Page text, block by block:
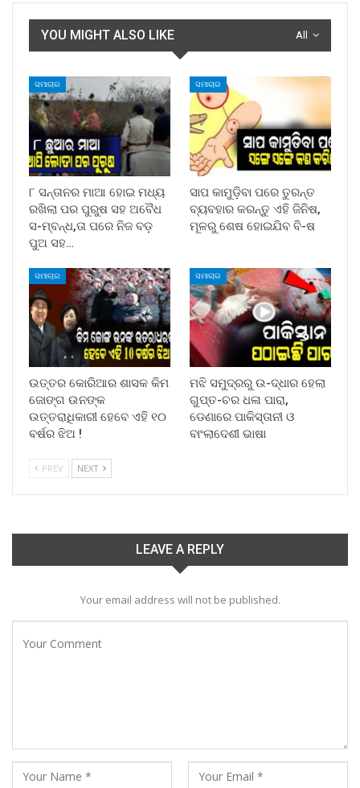
All
YOU MIGHT ALSO LIKE
ସମାଚାର
୮ ସନ୍ତାନର ମାଆ ହୋଇ ମଧ୍ୟ
ରଖିଲା ପର ପୁରୁଷ ସହ ଅବୈଧ
ସ-ମ୍ବନ୍ଧ,ତା ପରେ ନିଜ ବଡ଼
ପୁଅ ସହ…
ସମାଚାର
ସାପ କାମୁଡ଼ିବା ପରେ ତୁରନ୍ତ
ବ୍ୟବହାର କରନ୍ତୁ ଏହି ଜିନିଷ,
ମୂଳରୁ ଶେଷ ହୋଇଯିବ ବି-ଷ
ସମାଚାର
ଉତ୍ତର କୋରିଆର ଶାସକ କିମ
ଜୋଙ୍ଗ ଉନଙ୍କ
ଉତ୍ତରାଧିକାରୀ ହେବେ ଏହି ୧୦
ବର୍ଷର ଝିଅ !
ସମାଚାର
ମଝି ସମୁଦ୍ରରୁ ଉ-ଦ୍ଧାର ହେଲା
ଗୁପ୍ତ-ଚର ଧଳା ପାରା,
ଡେଣାରେ ପାକିସ୍ତାନୀ ଓ
ବାଂଲାଦେଶୀ ଭାଷା
PREV NEXT
LEAVE A REPLY
Your email address will not be published.